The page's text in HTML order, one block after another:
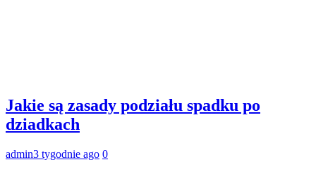
Jakie są zasady podziału spadku po
dziadkach
admin3 tygodnie ago 0